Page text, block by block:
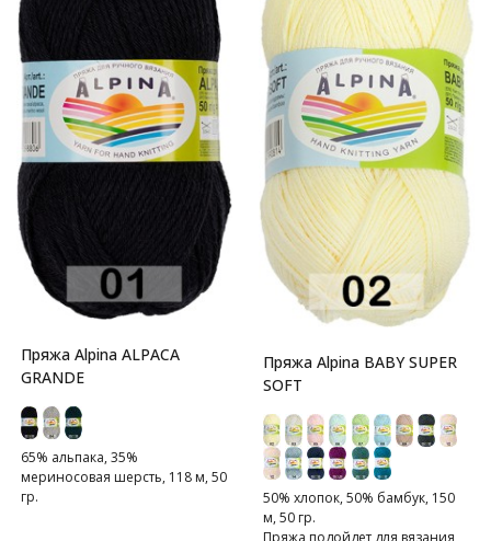
Пряжа Alpina ALPACA
GRANDE
65% альпака, 35%
мериносовая шерсть, 118 м, 50
гр.
Пряжа Alpina BABY SUPER
SOFT
50% хлопок, 50% бамбук, 150
м, 50 гр.
Пряжа подойдет для вязания